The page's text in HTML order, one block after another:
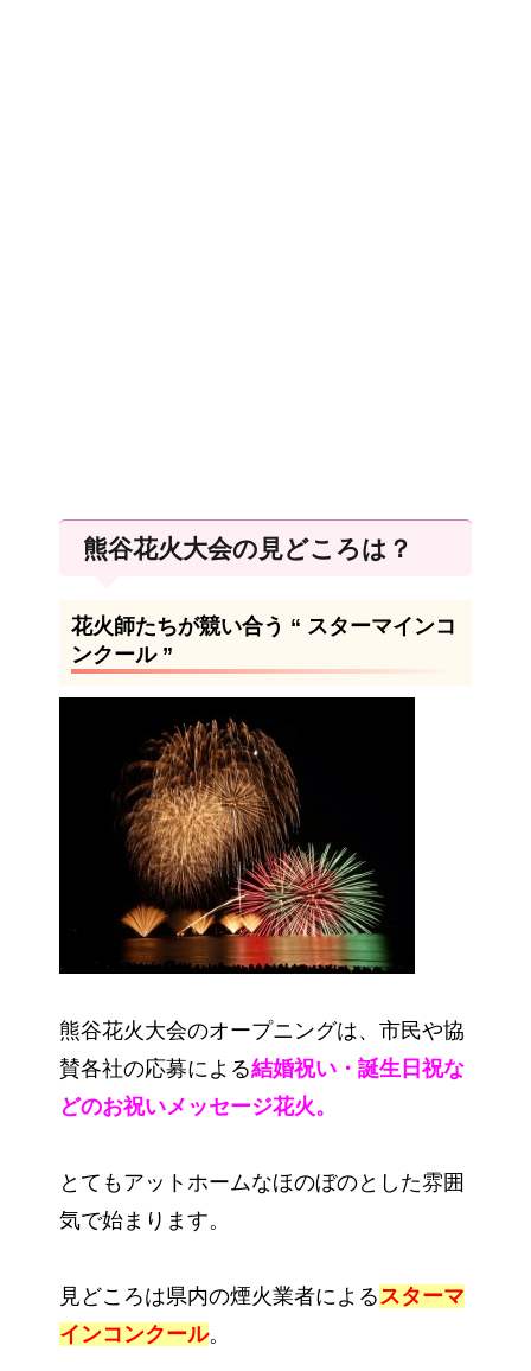
熊谷花火大会の見どころは？
花火師たちが競い合う “ スターマインコ
ンクール ”
熊谷花火大会のオープニングは、市民や協
賛各社の応募による結婚祝い・誕生日祝な
どのお祝いメッセージ花火。
とてもアットホームなほのぼのとした雰囲
気で始まります。
見どころは県内の煙火業者によるスターマ
インコンクール。